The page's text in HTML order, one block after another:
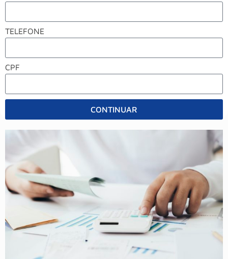
TELEFONE
CPF
CONTINUAR